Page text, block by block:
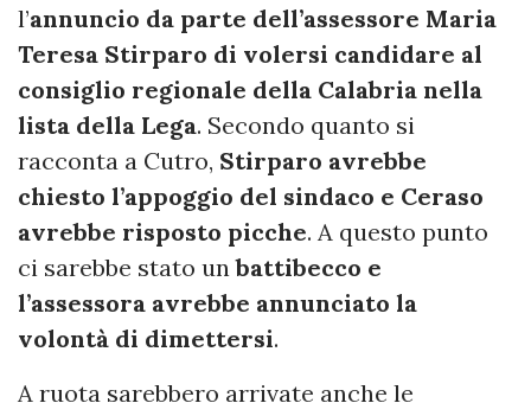
l’annuncio da parte dell’assessore Maria
Teresa Stirparo di volersi candidare al
consiglio regionale della Calabria nella
lista della Lega. Secondo quanto si
racconta a Cutro, Stirparo avrebbe
chiesto l’appoggio del sindaco e Ceraso
avrebbe risposto picche. A questo punto
ci sarebbe stato unbattibecco e
l’assessora avrebbe annunciato la
volontà di dimettersi.
A ruota sarebbero arrivate anche le